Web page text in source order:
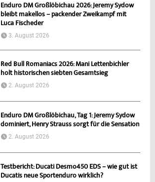
Enduro DM Großlöbichau 2026: Jeremy Sydow
bleibt makellos – packender Zweikampf mit
Luca Fischeder
3. August 2026
Red Bull Romaniacs 2026: Mani Lettenbichler
holt historischen siebten Gesamtsieg
2. August 2026
Enduro DM Großlöbichau, Tag 1: Jeremy Sydow
dominiert, Henry Strauss sorgt für die Sensation
2. August 2026
Testbericht: Ducati Desmo450 EDS – wie gut ist
Ducatis neue Sportenduro wirklich?